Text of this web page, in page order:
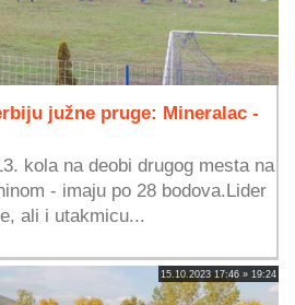
južne pruge: Mineralac -
kola na deobi drugog mesta na
- imaju po 28 bodova.Lider
ali i utakmicu...
15.10.2023 17:46 » 19:24